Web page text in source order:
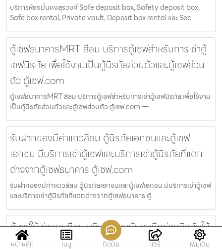
บริการห้องมั่นคงสุรวงศ์ Safe deposit box, Safety deposit box,
Safe box rental, Private vault, Deposit box rental และ Sec
ตู้เซฟธนาคารMRT สีลม บริการตู้เซฟสำหรับการเช่าตู้
เซฟนิรภัย เพื่อใช้งานเป็นตู้นิรภัยส่วนตัวและตู้เซฟส่วน
ตัว ตู้เซฟ.com
ตู้เซฟธนาคารMRT สีลม บริการตู้เซฟสำหรับการเช่าตู้เซฟนิรภัย เพื่อใช้งาน
เป็นตู้นิรภัยส่วนตัวและตู้เซฟส่วนตัว ตู้เซฟ.com —
รับฝากของมีค่าแถวสีลม ตู้นิรภัยเอกชนและตู้เซฟ
เอกชน มีบริการเช่าตู้เซฟและบริการเช่าตู้นิรภัยที่แตก
ต่างจากตู้เซฟธนาคาร ตู้เซฟ.com
รับฝากของมีค่าแถวสีลม ตู้นิรภัยเอกชนและตู้เซฟเอกชน มีบริการเช่าตู้เซฟ
และบริการเช่าตู้นิรภัยที่แตกต่างจากตู้เซฟธนาคาร ตู้
ตู้เซฟให้เช่าถนนสีลม บริการห้องมั่นคงมีกล่องนิรภัยให้
เช่าสำหรับการเช่าเซฟ เพื่อเป็นที่เก็บของมีค่าและรับฝาก
หน้าหลัก เมนู ติดต่อ แชร์ เพิ่มเติม